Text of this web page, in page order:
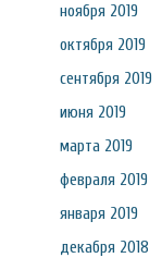
ноября 2019
октября 2019
сентября 2019
июня 2019
марта 2019
февраля 2019
января 2019
декабря 2018